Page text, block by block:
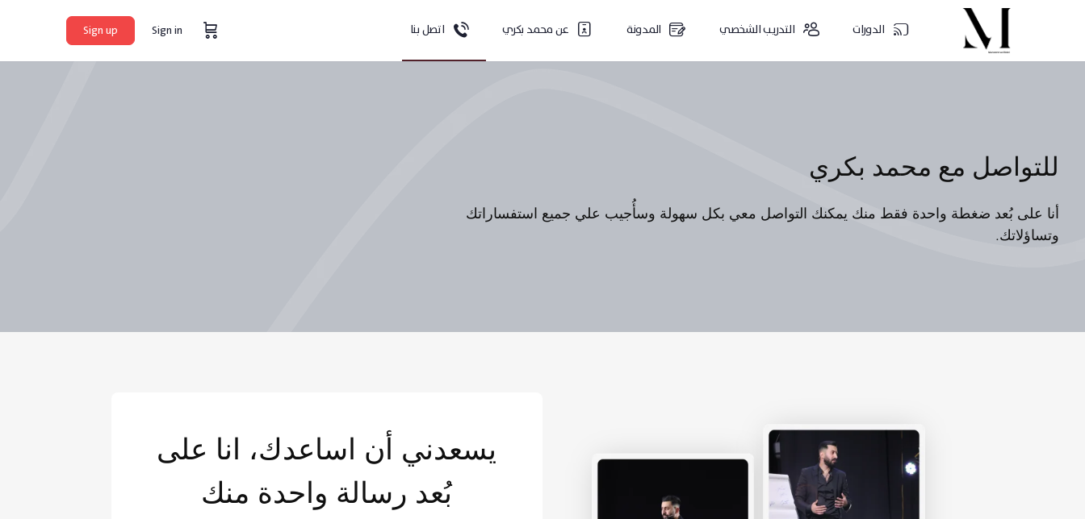
الدورات التدريب الشخصي المدونة عن محمد بكري اتصل بنا Sign in
Sign up
للتواصل مع محمد بكري
أنا على بُعد ضغطة واحدة فقط منك يمكنك التواصل معي بكل سهولة وسأُجيب علي جميع استفساراتك
وتساؤلاتك.
يسعدني أن اساعدك، انا على
بُعد رسالة واحدة منك